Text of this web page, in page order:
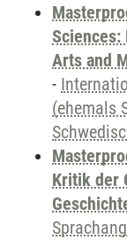
Arts and
-
(ehemals
Kritik der